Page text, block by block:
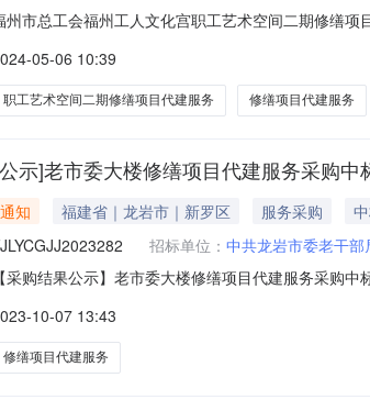
州市总工会福州工人文化宫职工艺术空间二期修缮
称：福州工人文化宫职工艺术空间二期修缮项目代
05-06 10:39
职工艺术空间二期修缮项目代建服务 修缮项目代建服务
示]老市委大楼修缮项目代建服务采购中
知 福建省｜龙岩市｜新罗区 服务采购
招标单位： 中共龙岩市委老干部
【采购结果公示】老市委大楼修缮项目代建服务采购
价截止时间：2023年9月28日12:005、竞价结果：参
10-07 13:43
修缮项目代建服务